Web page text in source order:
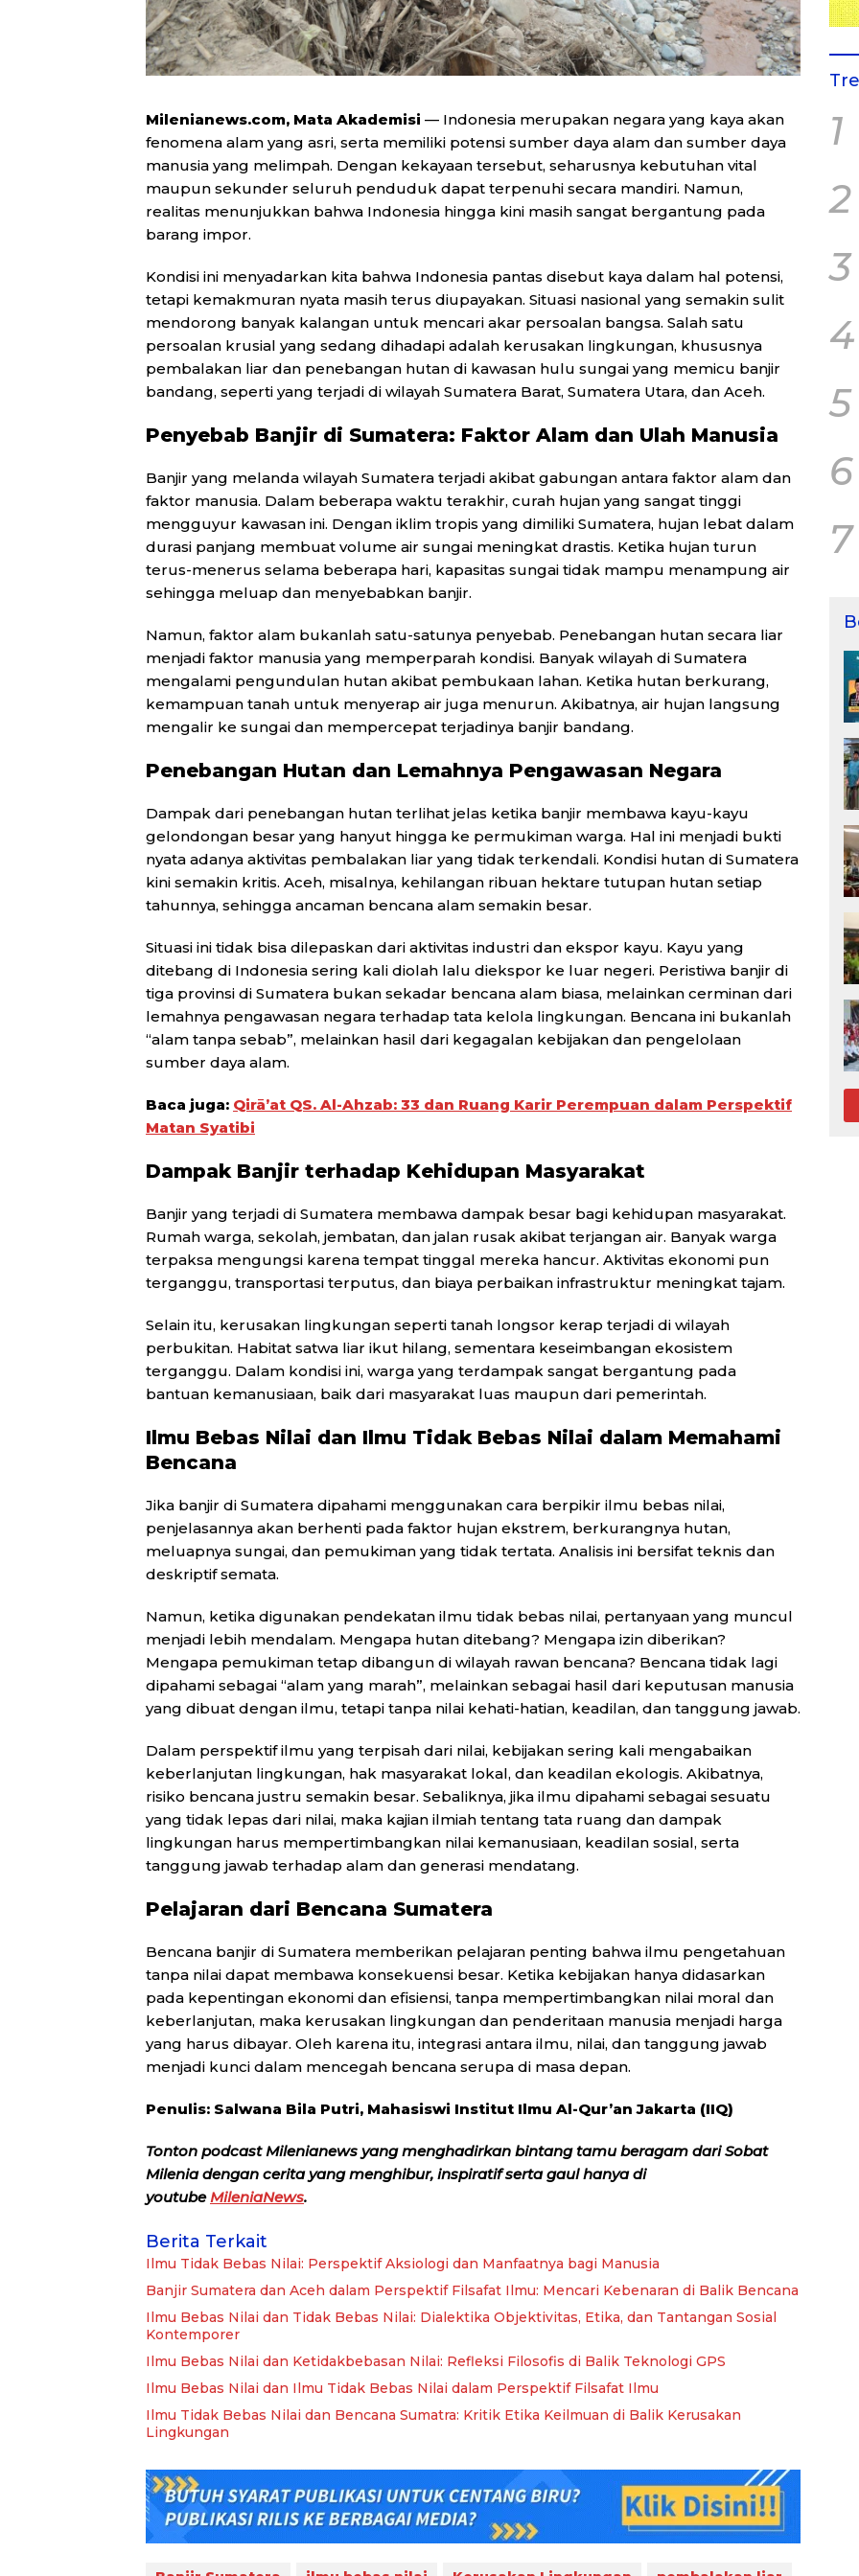
Milenianews.com, Mata Akademisi — Indonesia merupakan negara yang kaya akan
fenomena alam yang asri, serta memiliki potensi sumber daya alam dan sumber daya
manusia yang melimpah. Dengan kekayaan tersebut, seharusnya kebutuhan vital
maupun sekunder seluruh penduduk dapat terpenuhi secara mandiri. Namun,
realitas menunjukkan bahwa Indonesia hingga kini masih sangat bergantung pada
barang impor.
Kondisi ini menyadarkan kita bahwa Indonesia pantas disebut kaya dalam hal potensi,
tetapi kemakmuran nyata masih terus diupayakan. Situasi nasional yang semakin sulit
mendorong banyak kalangan untuk mencari akar persoalan bangsa. Salah satu
persoalan krusial yang sedang dihadapi adalah kerusakan lingkungan, khususnya
pembalakan liar dan penebangan hutan di kawasan hulu sungai yang memicu banjir
bandang, seperti yang terjadi di wilayah Sumatera Barat, Sumatera Utara, dan Aceh.
Penyebab Banjir di Sumatera: Faktor Alam dan Ulah Manusia
Banjir yang melanda wilayah Sumatera terjadi akibat gabungan antara faktor alam dan
faktor manusia. Dalam beberapa waktu terakhir, curah hujan yang sangat tinggi
mengguyur kawasan ini. Dengan iklim tropis yang dimiliki Sumatera, hujan lebat dalam
durasi panjang membuat volume air sungai meningkat drastis. Ketika hujan turun
terus-menerus selama beberapa hari, kapasitas sungai tidak mampu menampung air
sehingga meluap dan menyebabkan banjir.
Namun, faktor alam bukanlah satu-satunya penyebab. Penebangan hutan secara liar
menjadi faktor manusia yang memperparah kondisi. Banyak wilayah di Sumatera
mengalami pengundulan hutan akibat pembukaan lahan. Ketika hutan berkurang,
kemampuan tanah untuk menyerap air juga menurun. Akibatnya, air hujan langsung
mengalir ke sungai dan mempercepat terjadinya banjir bandang.
Penebangan Hutan dan Lemahnya Pengawasan Negara
Dampak dari penebangan hutan terlihat jelas ketika banjir membawa kayu-kayu
gelondongan besar yang hanyut hingga ke permukiman warga. Hal ini menjadi bukti
nyata adanya aktivitas pembalakan liar yang tidak terkendali. Kondisi hutan di Sumatera
kini semakin kritis. Aceh, misalnya, kehilangan ribuan hektare tutupan hutan setiap
tahunnya, sehingga ancaman bencana alam semakin besar.
Situasi ini tidak bisa dilepaskan dari aktivitas industri dan ekspor kayu. Kayu yang
ditebang di Indonesia sering kali diolah lalu diekspor ke luar negeri. Peristiwa banjir di
tiga provinsi di Sumatera bukan sekadar bencana alam biasa, melainkan cerminan dari
lemahnya pengawasan negara terhadap tata kelola lingkungan. Bencana ini bukanlah
“alam tanpa sebab”, melainkan hasil dari kegagalan kebijakan dan pengelolaan
sumber daya alam.
Baca juga: Qirā’at QS. Al-Ahzab: 33 dan Ruang Karir Perempuan dalam Perspektif
Matan Syatibi
Dampak Banjir terhadap Kehidupan Masyarakat
Banjir yang terjadi di Sumatera membawa dampak besar bagi kehidupan masyarakat.
Rumah warga, sekolah, jembatan, dan jalan rusak akibat terjangan air. Banyak warga
terpaksa mengungsi karena tempat tinggal mereka hancur. Aktivitas ekonomi pun
terganggu, transportasi terputus, dan biaya perbaikan infrastruktur meningkat tajam.
Selain itu, kerusakan lingkungan seperti tanah longsor kerap terjadi di wilayah
perbukitan. Habitat satwa liar ikut hilang, sementara keseimbangan ekosistem
terganggu. Dalam kondisi ini, warga yang terdampak sangat bergantung pada
bantuan kemanusiaan, baik dari masyarakat luas maupun dari pemerintah.
Ilmu Bebas Nilai dan Ilmu Tidak Bebas Nilai dalam Memahami
Bencana
Jika banjir di Sumatera dipahami menggunakan cara berpikir ilmu bebas nilai,
penjelasannya akan berhenti pada faktor hujan ekstrem, berkurangnya hutan,
meluapnya sungai, dan pemukiman yang tidak tertata. Analisis ini bersifat teknis dan
deskriptif semata.
Namun, ketika digunakan pendekatan ilmu tidak bebas nilai, pertanyaan yang muncul
menjadi lebih mendalam. Mengapa hutan ditebang? Mengapa izin diberikan?
Mengapa pemukiman tetap dibangun di wilayah rawan bencana? Bencana tidak lagi
dipahami sebagai “alam yang marah”, melainkan sebagai hasil dari keputusan manusia
yang dibuat dengan ilmu, tetapi tanpa nilai kehati-hatian, keadilan, dan tanggung jawab.
Dalam perspektif ilmu yang terpisah dari nilai, kebijakan sering kali mengabaikan
keberlanjutan lingkungan, hak masyarakat lokal, dan keadilan ekologis. Akibatnya,
risiko bencana justru semakin besar. Sebaliknya, jika ilmu dipahami sebagai sesuatu
yang tidak lepas dari nilai, maka kajian ilmiah tentang tata ruang dan dampak
lingkungan harus mempertimbangkan nilai kemanusiaan, keadilan sosial, serta
tanggung jawab terhadap alam dan generasi mendatang.
Pelajaran dari Bencana Sumatera
Bencana banjir di Sumatera memberikan pelajaran penting bahwa ilmu pengetahuan
tanpa nilai dapat membawa konsekuensi besar. Ketika kebijakan hanya didasarkan
pada kepentingan ekonomi dan efisiensi, tanpa mempertimbangkan nilai moral dan
keberlanjutan, maka kerusakan lingkungan dan penderitaan manusia menjadi harga
yang harus dibayar. Oleh karena itu, integrasi antara ilmu, nilai, dan tanggung jawab
menjadi kunci dalam mencegah bencana serupa di masa depan.
Penulis: Salwana Bila Putri, Mahasiswi Institut Ilmu Al-Qur’an Jakarta (IIQ)
Tonton podcast Milenianews yang menghadirkan bintang tamu beragam dari Sobat
Milenia dengan cerita yang menghibur, inspiratif serta gaul hanya di
youtubeMileniaNews.
Berita Terkait
Ilmu Tidak Bebas Nilai: Perspektif Aksiologi dan Manfaatnya bagi Manusia
Banjir Sumatera dan Aceh dalam Perspektif Filsafat Ilmu: Mencari Kebenaran di Balik Bencana
Ilmu Bebas Nilai dan Tidak Bebas Nilai: Dialektika Objektivitas, Etika, dan Tantangan Sosial
Kontemporer
Ilmu Bebas Nilai dan Ketidakbebasan Nilai: Refleksi Filosofis di Balik Teknologi GPS
Ilmu Bebas Nilai dan Ilmu Tidak Bebas Nilai dalam Perspektif Filsafat Ilmu
Ilmu Tidak Bebas Nilai dan Bencana Sumatra: Kritik Etika Keilmuan di Balik Kerusakan
Lingkungan
1
2
3
4
5
6
7